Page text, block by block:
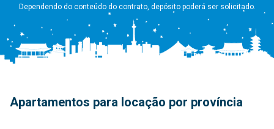
Dependendo do conteúdo do contrato, depósito poderá ser solicitado.
Apartamentos para locação por província